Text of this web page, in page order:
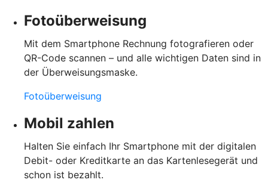
Fotoüberweisung
Mit dem Smartphone Rechnung fotografieren oder
QR-Code scannen – und alle wichtigen Daten sind in
der Überweisungsmaske.
Fotoüberweisung
Mobil zahlen
Halten Sie einfach Ihr Smartphone mit der digitalen
Debit- oder Kreditkarte an das Kartenlesegerät und
schon ist bezahlt.